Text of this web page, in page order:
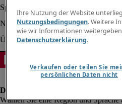
Ihre Nutzung der Website
Nutzungsbedingungen. Weitere
wie wir Informationen
Datenschutzerklärung.
Verkaufen oder teilen Sie
persönlichen Daten nicht